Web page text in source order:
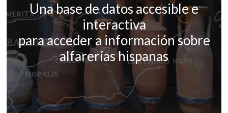
Una base de datos accesible e
interactiva
para acceder a información sobre
alfarerías hispanas